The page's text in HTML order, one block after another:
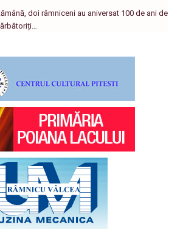
doi râmniceni au aniversat 100 de ani de